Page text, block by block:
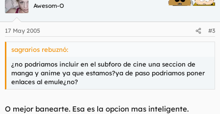
Awesom-O
17 May 2005 #3
sagrarios rebuznó:
¿no podriamos incluir en el subforo de cine una seccion de
manga y anime ya que estamos?ya de paso podriamos poner
enlaces al emule¿no?
O mejor banearte. Esa es la opcion mas inteligente.